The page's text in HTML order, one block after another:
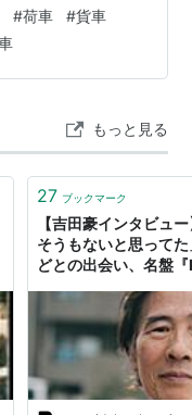
#荷車 #貨車
もっと見る
27 ブックマーク
【吉田豪インタビュ
そうもないと思って
どとの出会い、名盤
｜BUBKA Web（ブ